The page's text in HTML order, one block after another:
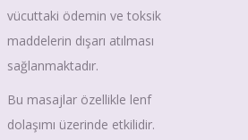
vücuttaki ödemin ve toksik
maddelerin dışarı atılması
sağlanmaktadır.
Bu masajlar özellikle lenf
dolaşımı üzerinde etkilidir.